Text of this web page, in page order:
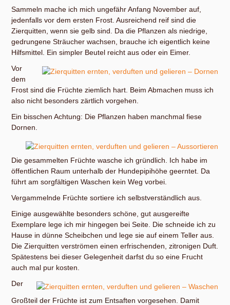
Sammeln mache ich mich ungefähr Anfang November auf,
jedenfalls vor dem ersten Frost. Ausreichend reif sind die
Zierquitten, wenn sie gelb sind. Da die Pflanzen als niedrige,
gedrungene Sträucher wachsen, brauche ich eigentlich keine
Hilfsmittel. Ein simpler Beutel reicht aus oder ein Eimer.
Vor
dem
Frost sind die Früchte ziemlich hart. Beim Abmachen muss ich
also nicht besonders zärtlich vorgehen.
Ein bisschen Achtung: Die Pflanzen haben manchmal fiese
Dornen.
Die gesammelten Früchte wasche ich gründlich. Ich habe im
öffentlichen Raum unterhalb der Hundepipihöhe geerntet. Da
führt am sorgfältigen Waschen kein Weg vorbei.
Vergammelnde Früchte sortiere ich selbstverständlich aus.
Einige ausgewählte besonders schöne, gut ausgereifte
Exemplare lege ich mir hingegen bei Seite. Die schneide ich zu
Hause in dünne Scheibchen und lege sie auf einem Teller aus.
Die Zierquitten verströmen einen erfrischenden, zitronigen Duft.
Spätestens bei dieser Gelegenheit darfst du so eine Frucht
auch mal pur kosten.
Der
Großteil der Früchte ist zum Entsaften vorgesehen. Damit